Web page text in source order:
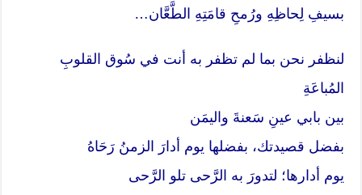
بسيفِ لِحاظِهِ ورُمحِ قامَتِهِ الطَّعَّان…
لنظفر نحن بما لم تظفر به أنت في سُوق القلوبِ
المُباعَةِ
بين بابي عينِ سَعنةَ واليمَن
بفضل قصيدتك، بفضلها يوم أدارَ الزمنُ رَحَاهُ
يوم أدارها؛ لتدورَ به الرَّحى تلو الرَّحى